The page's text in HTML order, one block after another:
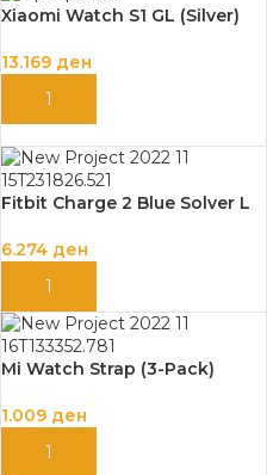
Xiaomi Watch S1 GL (Silver)
13.169 ден
ДОДАЈ ВО КОШНИЦА
Fitbit Charge 2 Blue Solver L
6.274 ден
ДОДАЈ ВО КОШНИЦА
Mi Watch Strap (3-Pack)
1.009 ден
ДОДАЈ ВО КОШНИЦА